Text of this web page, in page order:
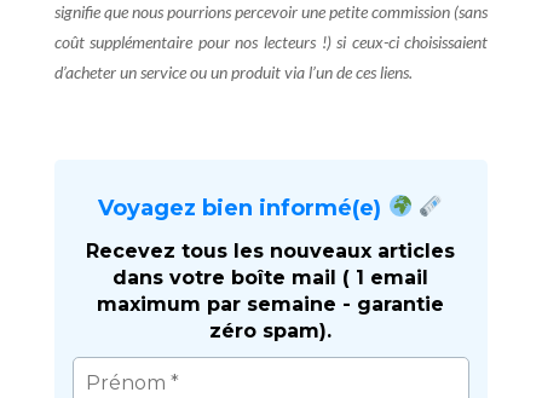
signifie que nous pourrions percevoir une petite commission (sans
coût supplémentaire pour nos lecteurs !) si ceux-ci choisissaient
d’acheter un service ou un produit via l’un de ces liens.
Voyagez bien informé(e)
Recevez tous les nouveaux articles
dans votre boîte mail ( 1 email
maximum par semaine - garantie
zéro spam).